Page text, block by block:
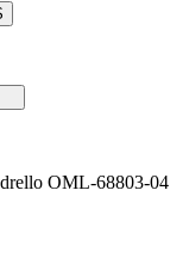
OML-68803-04